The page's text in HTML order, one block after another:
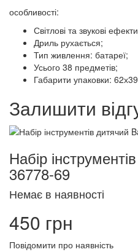
особливості:
Світлові та звукові
Дриль рухається;
Тип живлення: батареї;
Усього 38 предметів;
Габарити упаковки:
Залишити
Набір
36778-69
Немає в наявності
450 грн
Повідомити про наявність